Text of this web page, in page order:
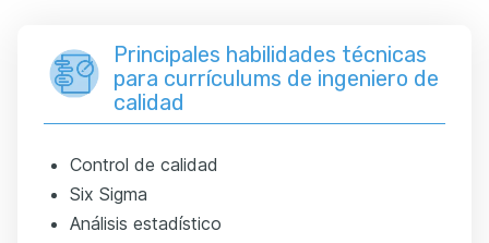
Principales habilidades técnicas
para currículums de ingeniero de
calidad
Control de calidad
Six Sigma
Análisis estadístico